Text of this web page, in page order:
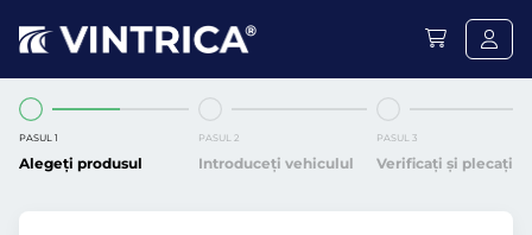
PASUL 1
Alegeți produsul
PASUL 2
Introduceți vehiculul
PASUL 3
Verificați și plecați